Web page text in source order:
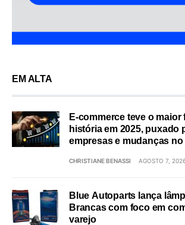
EM ALTA
E-commerce teve o
história em 2025, puxado
empresas e mudanças
CHRISTIANE BENASSI AGOSTO 7,
Blue Autoparts lança
Brancas com foco em
varejo